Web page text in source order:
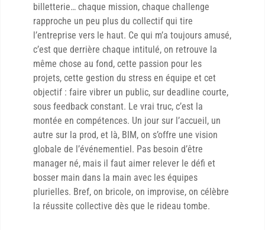
billetterie… chaque mission, chaque challenge
rapproche un peu plus du collectif qui tire
l’entreprise vers le haut. Ce qui m’a toujours amusé,
c’est que derrière chaque intitulé, on retrouve la
même chose au fond, cette passion pour les
projets, cette gestion du stress en équipe et cet
objectif : faire vibrer un public, sur deadline courte,
sous feedback constant. Le vrai truc, c’est la
montée en compétences. Un jour sur l’accueil, un
autre sur la prod, et là, BIM, on s’offre une vision
globale de l’événementiel. Pas besoin d’être
manager né, mais il faut aimer relever le défi et
bosser main dans la main avec les équipes
plurielles. Bref, on bricole, on improvise, on célèbre
la réussite collective dès que le rideau tombe.